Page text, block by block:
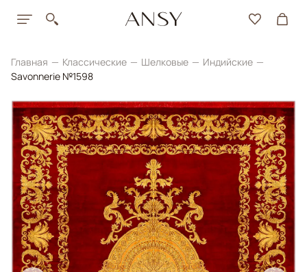
Главная Классические Шелковые
Индийские
Savonnerie №1598